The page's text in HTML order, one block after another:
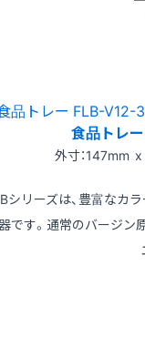
食品トレ
外寸：147mm
シリーズは、豊富なカ
です。通常のバージン